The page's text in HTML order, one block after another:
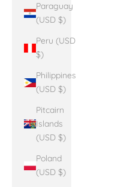
Paraguay
(USD $)
Peru (USD
$)
Philippines
(USD $)
Pitcairn
Islands
(USD $)
Poland
(USD $)